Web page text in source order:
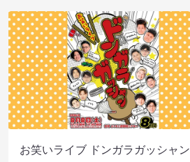
お笑いライブ ドンガラガッシャン